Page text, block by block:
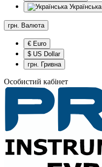
Українська
грн. Валюта
€ Euro
$ US Dollar
грн. Гривна
Особистий кабінет